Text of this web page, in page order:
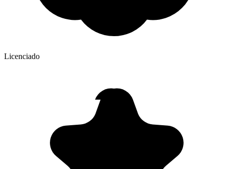
Licenciado